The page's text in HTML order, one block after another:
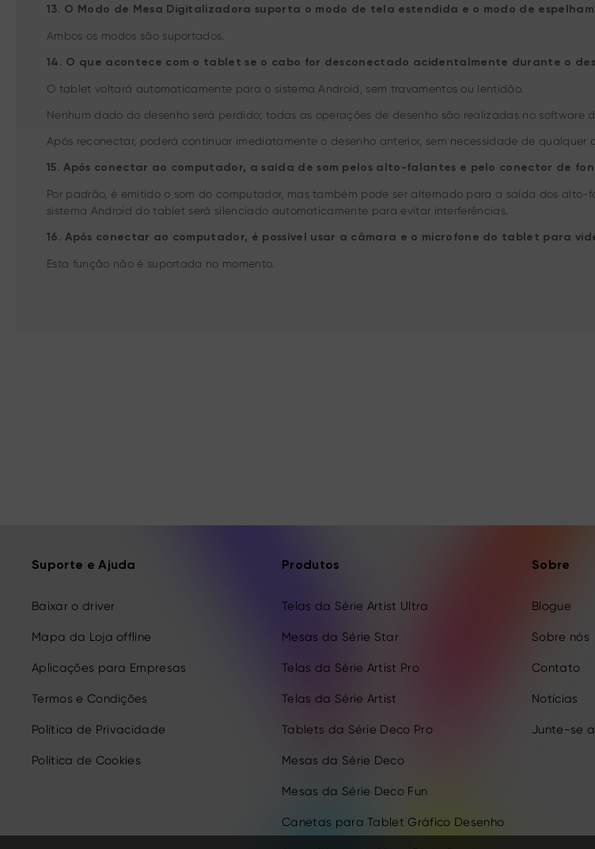
13. O Modo de Mesa Digitalizadora suporta o modo de tela estendida e o modo de
Ambos os modos são suportados.
14. O que acontece com o tablet se o cabo for desconectado acidentalmente durante o
O tablet voltará automaticamente para o sistema Android, sem travamentos ou lentidão.
Nenhum dado do desenho será perdido; todas as operações de desenho são realizadas no
Após reconectar, poderá continuar imediatamente o desenho anterior, sem necessidade de qualquer
15. Após conectar ao computador, a saída de som pelos alto-falantes e pelo conector de
Por padrão, é emitido o som do computador, mas também pode ser alternado para a saída dos
sistema Android do tablet será silenciado automaticamente para evitar interferências.
16. Após conectar ao computador, é possível usar a câmara e o microfone do tablet para
Esta função não é suportada no momento.
Suporte e Ajuda
Baixar o driver
Mapa da Loja offline
Aplicações para Empresas
Termos e Condições
Política de Privacidade
Política de Cookies
Produtos
Telas da Série Artist Ultra
Mesas da Série Star
Telas da Série Artist Pro
Telas da Série Artist
Tablets da Série Deco Pro
Mesas da Série Deco
Mesas da Série Deco Fun
Canetas para Tablet Gráfico Desenho
Sobre
Blogue
Sobre nós
Contato
Notícias
Junte-se